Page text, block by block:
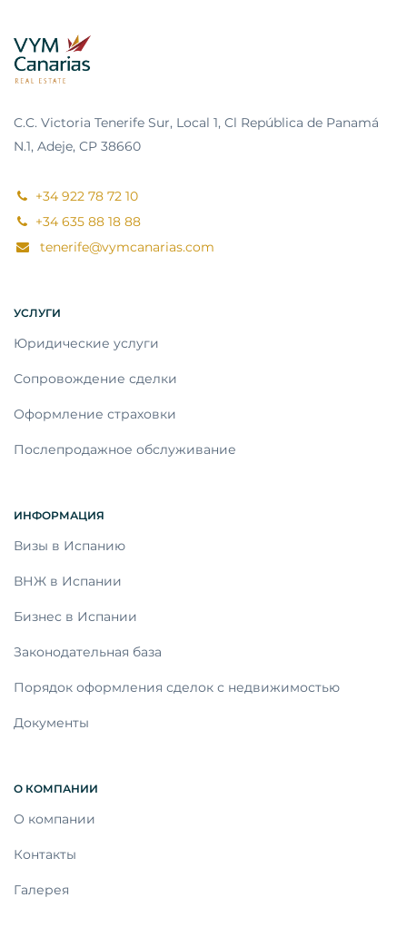
C.C. Victoria Tenerife Sur, Local 1, Cl República de Panamá
N.1, Adeje, CP 38660
+34 922 78 72 10
+34 635 88 18 88
tenerife@vymcanarias.com
УСЛУГИ
Юридические услуги
Сопровождение сделки
Оформление страховки
Послепродажное обслуживание
ИНФОРМАЦИЯ
Визы в Испанию
ВНЖ в Испании
Бизнес в Испании
Законодательная база
Порядок оформления сделок с недвижимостью
Документы
О КОМПАНИИ
О компании
Контакты
Галерея